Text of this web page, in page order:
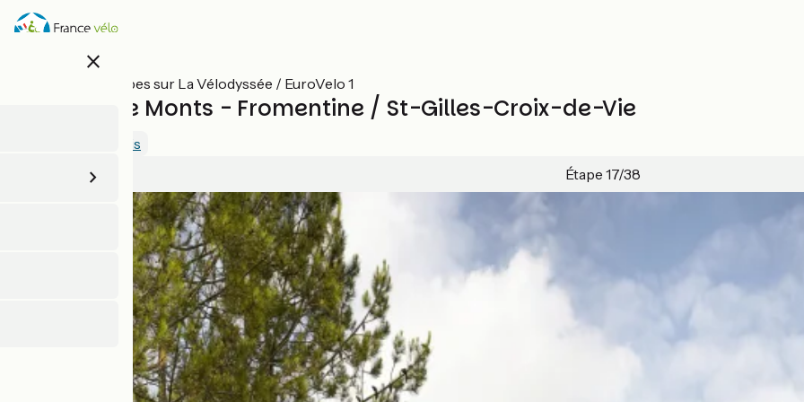
Aller
au
close
Toutes les étapes sur La Vélodyssée / EuroVelo 1
La Barre de Monts - Fromentine / St-Gilles-Croix-de-Vie
Voir 1 avis
Étape 17/38